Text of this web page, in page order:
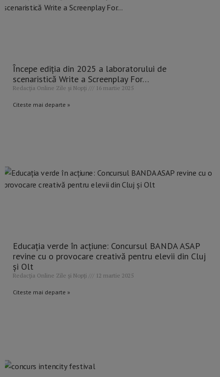
Începe ediția din 2025 a laboratorului de
scenaristică Write a Screenplay For…
Redacția Online Zile și Nopți 16 martie 2025
Citeste mai departe »
Educația verde în acțiune: Concursul BANDA ASAP
revine cu o provocare creativă pentru elevii din Cluj
și Olt
Redacția Online Zile și Nopți 12 martie 2025
Citeste mai departe »